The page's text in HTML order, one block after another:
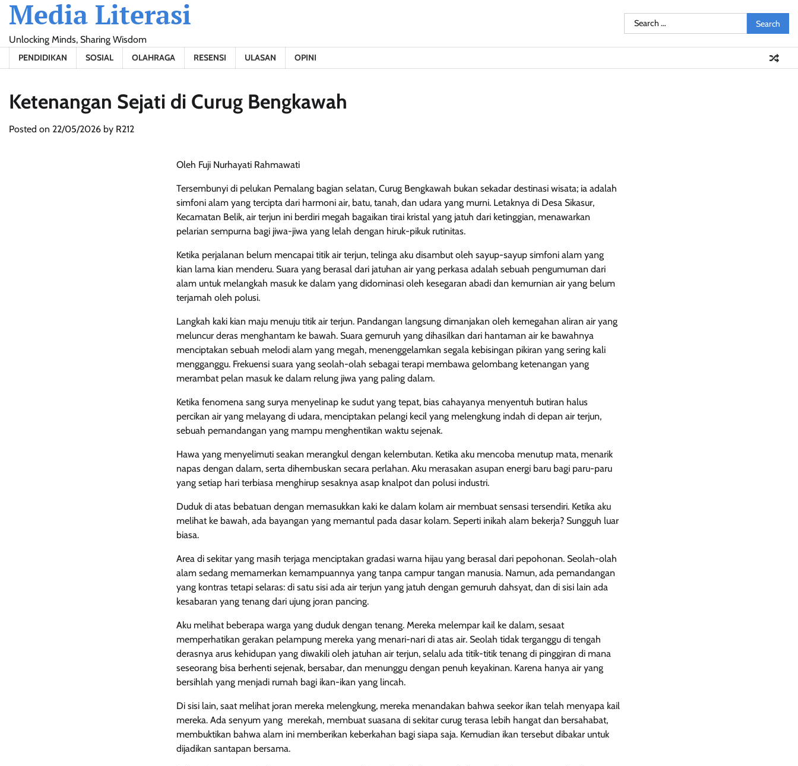
Skip
content
Media Literasi
Unlocking Minds, Sharing Wisdom
Opini
Search
for:
PENDIDIKAN SOSIAL OLAHRAGA RESENSI ULASAN OPINI
Ketenangan Sejati di Curug Bengkawah
Posted on 22/05/2026 by R212
Oleh Fuji Nurhayati Rahmawati
Tersembunyi di pelukan Pemalang bagian selatan, Curug Bengkawah bukan sekadar destinasi wisata; ia adalah
simfoni alam yang tercipta dari harmoni air, batu, tanah, dan udara yang murni. Letaknya di Desa Sikasur,
Kecamatan Belik, air terjun ini berdiri megah bagaikan tirai kristal yang jatuh dari ketinggian, menawarkan
pelarian sempurna bagi jiwa-jiwa yang lelah dengan hiruk-pikuk rutinitas.
Ketika perjalanan belum mencapai titik air terjun, telinga aku disambut oleh sayup-sayup simfoni alam yang
kian lama kian menderu. Suara yang berasal dari jatuhan air yang perkasa adalah sebuah pengumuman dari
alam untuk melangkah masuk ke dalam yang didominasi oleh kesegaran abadi dan kemurnian air yang belum
terjamah oleh polusi.
Langkah kaki kian maju menuju titik air terjun. Pandangan langsung dimanjakan oleh kemegahan aliran air yang
meluncur deras menghantam ke bawah. Suara gemuruh yang dihasilkan dari hantaman air ke bawahnya
menciptakan sebuah melodi alam yang megah, menenggelamkan segala kebisingan pikiran yang sering kali
mengganggu. Frekuensi suara yang seolah-olah sebagai terapi membawa gelombang ketenangan yang
merambat pelan masuk ke dalam relung jiwa yang paling dalam.
Ketika fenomena sang surya menyelinap ke sudut yang tepat, bias cahayanya menyentuh butiran halus
percikan air yang melayang di udara, menciptakan pelangi kecil yang melengkung indah di depan air terjun,
sebuah pemandangan yang mampu menghentikan waktu sejenak.
Hawa yang menyelimuti seakan merangkul dengan kelembutan. Ketika aku mencoba menutup mata, menarik
napas dengan dalam, serta dihembuskan secara perlahan. Aku merasakan asupan energi baru bagi paru-paru
yang setiap hari terbiasa menghirup sesaknya asap knalpot dan polusi industri.
Duduk di atas bebatuan dengan memasukkan kaki ke dalam kolam air membuat sensasi tersendiri. Ketika aku
melihat ke bawah, ada bayangan yang memantul pada dasar kolam. Seperti inikah alam bekerja? Sungguh luar
biasa.
Area di sekitar yang masih terjaga menciptakan gradasi warna hijau yang berasal dari pepohonan. Seolah-olah
alam sedang memamerkan kemampuannya yang tanpa campur tangan manusia. Namun, ada pemandangan
yang kontras tetapi selaras: di satu sisi ada air terjun yang jatuh dengan gemuruh dahsyat, dan di sisi lain ada
kesabaran yang tenang dari ujung joran pancing.
Aku melihat beberapa warga yang duduk dengan tenang. Mereka melempar kail ke dalam, sesaat
memperhatikan gerakan pelampung mereka yang menari-nari di atas air. Seolah tidak terganggu di tengah
derasnya arus kehidupan yang diwakili oleh jatuhan air terjun, selalu ada titik-titik tenang di pinggiran di mana
seseorang bisa berhenti sejenak, bersabar, dan menunggu dengan penuh keyakinan. Karena hanya air yang
bersihlah yang menjadi rumah bagi ikan-ikan yang lincah.
Di sisi lain, saat melihat joran mereka melengkung, mereka menandakan bahwa seekor ikan telah menyapa kail
mereka. Ada senyum yang merekah, membuat suasana di sekitar curug terasa lebih hangat dan bersahabat,
membuktikan bahwa alam ini memberikan keberkahan bagi siapa saja. Kemudian ikan tersebut dibakar untuk
dijadikan santapan bersama.